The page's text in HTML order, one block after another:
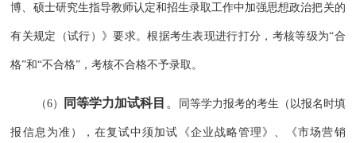
博、硕士研究生指导教师认定和招生录取工作中加强思想政治把关的
有关规定（试行）》要求。根据考生表现进行打分，考核等级为“合
格”和“不合格”，考核不合格不予录取。
（6） 同等学力加试科目 。 同等学力报考的考生（以报名时填
报信息为准），在复试中须加试《企业战略管理》、《市场营销